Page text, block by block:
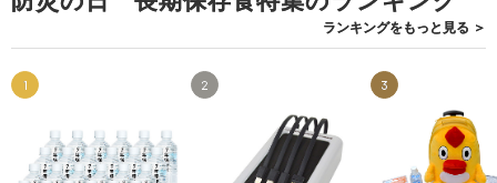
ランキングをもっと見る ＞
1 2 3